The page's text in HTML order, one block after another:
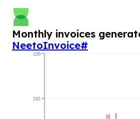
Monthly invoices
NeetoInvoice#
165
220